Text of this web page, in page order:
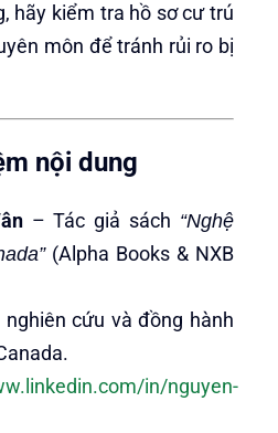
hãy kiểm tra hồ sơ cư trú
môn để tránh rủi ro bị
nội dung
– Tác giả sách “Nghệ
(Alpha Books & NXB
cứu và đồng hành
in/nguyen-